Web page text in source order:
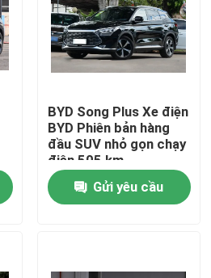
BYD Song Plus Xe điện
BYD Phiên bản hàng
đầu SUV nhỏ gọn chạy
điện 505 km
Gửi yêu cầu